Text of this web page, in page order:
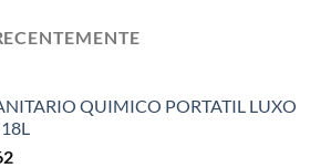
QUIMICO PORTATIL LUXO